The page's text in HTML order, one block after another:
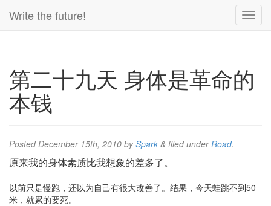
Write the future!
第二十九天 身体是革命的
本钱
PostedDecember 15th, 2010 bySpark & filed underRoad.
原来我的身体素质比我想象的差多了。
以前只是慢跑，还以为自己有很大改善了。结果，今天蛙跳不到50
米，就累的要死。